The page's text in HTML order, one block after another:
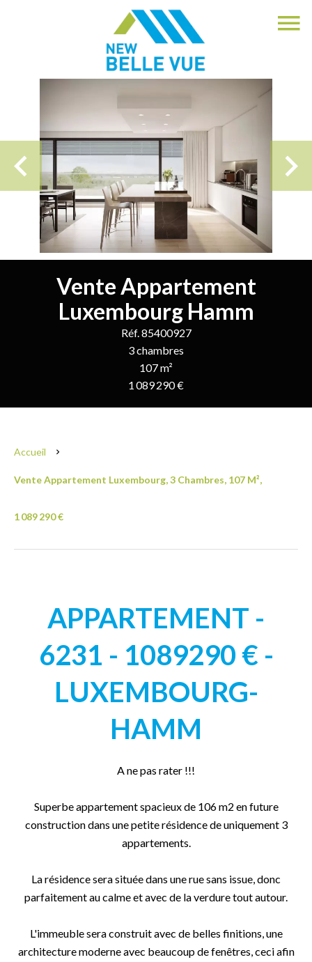
Vente Appartement
Luxembourg Hamm
Réf. 85400927
3 chambres
107 m²
1 089 290 €
Accueil
Vente Appartement Luxembourg, 3 Chambres, 107 M²,
1 089 290 €
APPARTEMENT -
6231 - 1089290 € -
LUXEMBOURG-
HAMM
A ne pas rater !!!
Superbe appartement spacieux de 106 m2 en future
construction dans une petite résidence de uniquement 3
appartements.
La résidence sera située dans une rue sans issue, donc
parfaitement au calme et avec de la verdure tout autour.
L'immeuble sera construit avec de belles finitions, une
architecture moderne avec beaucoup de fenêtres, ceci afin